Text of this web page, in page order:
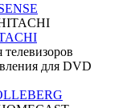
для DVD